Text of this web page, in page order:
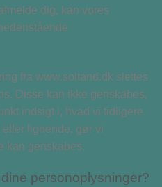
dig, kan vores
fra www.soltand.dk slettes
Disse kan ikke genskabes,
indsigt i, hvad vi tidligere
lignende, gør vi
kan genskabes.
personoplysninger?